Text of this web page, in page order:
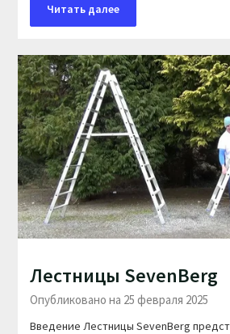
Читать далее
Лестницы SevenBerg
Опубликовано на 25 февраля 2025
Введение Лестницы SevenBerg